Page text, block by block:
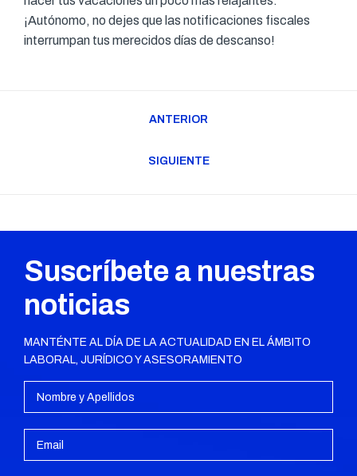
¡Autónomo, no dejes que las notificaciones fiscales
interrumpan tus merecidos días de descanso!
ANTERIOR
SIGUIENTE
Suscríbete a nuestras
noticias
MANTÉNTE AL DÍA DE LA ACTUALIDAD EN EL ÁMBITO
LABORAL, JURÍDICO Y ASESORAMIENTO